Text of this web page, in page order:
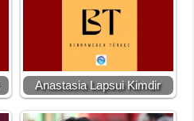
Anastasia Lapsui Kimdir